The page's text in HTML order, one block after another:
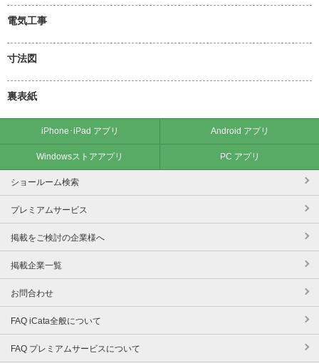
電気工事
寸法図
裏表紙
iPhone･iPad アプリ Android アプリ
Windowsストアアプリ PC アプリ
ショールーム検索
プレミアムサービス
掲載をご検討の企業様へ
掲載企業一覧
お問合わせ
FAQ iCata全般について
FAQ プレミアムサービスについて